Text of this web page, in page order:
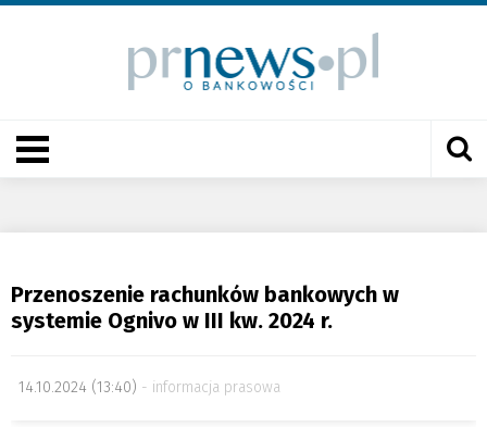
Przenoszenie rachunków bankowych w
systemie Ognivo w III kw. 2024 r.
14.10.2024 (13:40) informacja prasowa